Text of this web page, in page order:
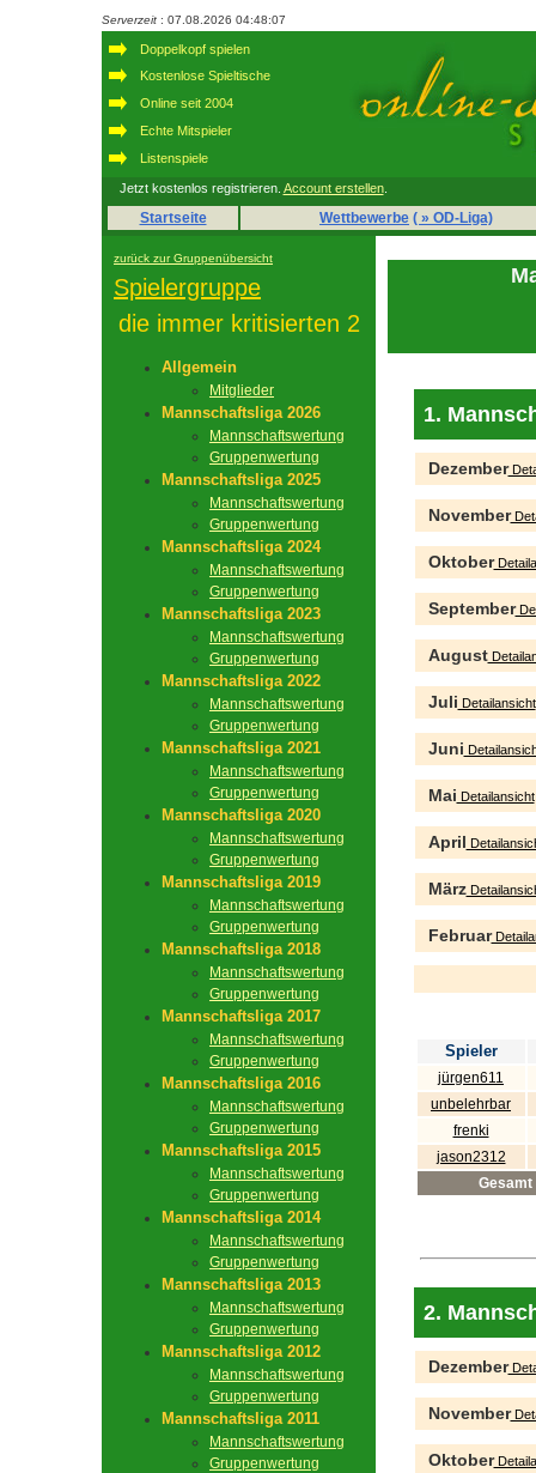
Serverzeit : 07.08.2026 04:48:07
Doppelkopf spielen
Kostenlose Spieltische
Online seit 2004
Echte Mitspieler
Listenspiele
Jetzt kostenlos registrieren. Account erstellen.
Startseite Wettbewerbe ( » OD-Liga)
zurück zur Gruppenübersicht
Spielergruppe
die immer kritisierten 2
Allgemein
Mitglieder
Mannschaftsliga 2026
Mannschaftswertung
Gruppenwertung
Mannschaftsliga 2025
Mannschaftswertung
Gruppenwertung
Mannschaftsliga 2024
Mannschaftswertung
Gruppenwertung
Mannschaftsliga 2023
Mannschaftswertung
Gruppenwertung
Mannschaftsliga 2022
Mannschaftswertung
Gruppenwertung
Mannschaftsliga 2021
Mannschaftswertung
Gruppenwertung
Mannschaftsliga 2020
Mannschaftswertung
Gruppenwertung
Mannschaftsliga 2019
Mannschaftswertung
Gruppenwertung
Mannschaftsliga 2018
Mannschaftswertung
Gruppenwertung
Mannschaftsliga 2017
Mannschaftswertung
Gruppenwertung
Mannschaftsliga 2016
Mannschaftswertung
Gruppenwertung
Mannschaftsliga 2015
Mannschaftswertung
Gruppenwertung
Mannschaftsliga 2014
Mannschaftswertung
Gruppenwertung
Mannschaftsliga 2013
Mannschaftswertung
Gruppenwertung
Mannschaftsliga 2012
Mannschaftswertung
Gruppenwertung
Mannschaftsliga 2011
Mannschaftswertung
Gruppenwertung
1.
Dezember
November
Oktober
September
August
Juli Detailansicht
Juni
Mai Detailansicht
April
März
Februar
Spieler
jürgen611
unbelehrbar
frenki
jason2312
Gesamt
2.
Dezember
November
Oktober